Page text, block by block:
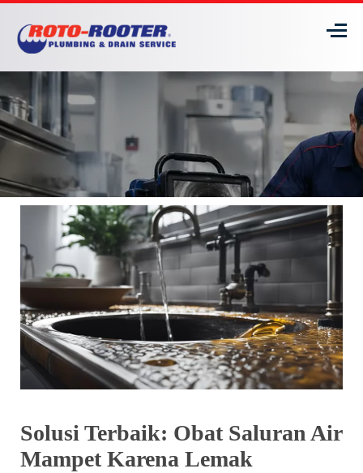
Solusi Terbaik: Obat Saluran Air
Mampet Karena Lemak